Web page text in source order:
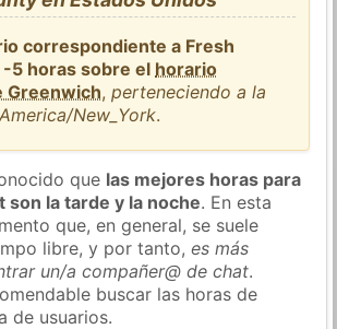
correspondiente a Fresh
5 horas sobre el horario
Greenwich,perteneciendo a la
New_York.
que las mejores horas para
son la tarde y la noche. En esta
que, en general, se suele
libre, y por tanto,es más
un/a compañer@ de chat.
buscar las horas de
de usuarios.